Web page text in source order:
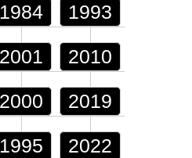
1984 1993
2001 2010
2000 2019
1995 2022